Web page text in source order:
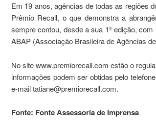
Em 19 anos, agências de todas as regiões
Prêmio Recall, o que demonstra a
sempre contou, desde a sua 1ª edição,
ABAP (Associação Brasileira de Agências
No site www.premiorecall.com estão o
informações podem ser obtidas pelo
e-mail tatiane@premiorecall.com.
Fonte: Fonte Assessoria de Imprensa